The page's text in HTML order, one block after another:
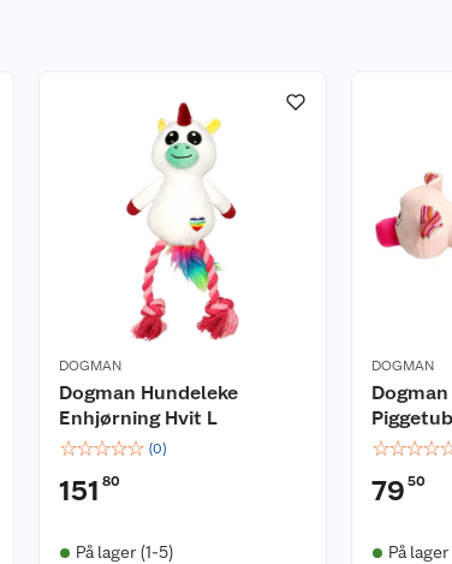
DOGMAN
Dogman Hundeleke
Enhjørning Hvit L
☆☆☆☆☆ (0)
151 80
På lager (1-5)
DOGMAN
Piggetub
☆☆☆☆
79 50
På lager